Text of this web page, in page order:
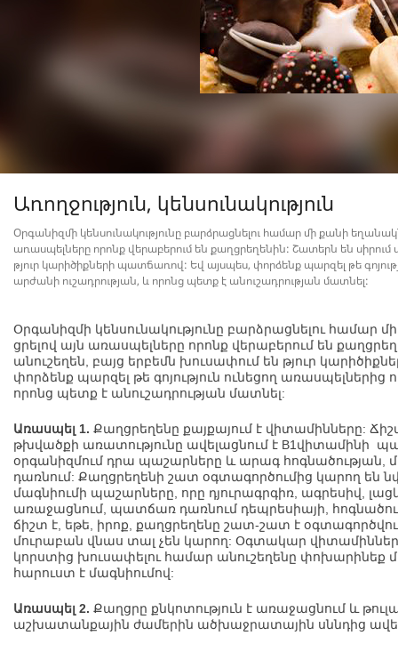
Առողջություն, կենսունակություն
Օրգանիզմի կենսունակությունը բարձրացնելու համար մի քանի
առասպելները որոնք վերաբերում են քաղցրեղենին: Շատերն են սիրում
թյուր կարիծիքների պատճառով: Եվ այսպես, փորձենք պարզել թե
արժանի ուշադրության, և որոնց պետք է անուշադրության մատնել:
Օրգանիզմի կենսունակությունը բարձրացնելու համար
ցրելով այն առասպելները որոնք վերաբերում են
անուշեղեն, բայց երբեմն խուսափում են թյուր
փորձենք պարզել թե գոյություն ունեցող առասպելներից
որոնց պետք է անուշադրության մատնել:
Առասպել 1. Քաղցրեղենը քայքայում է վիտամինները:
թխվածքի առատությունը ավելացնում է В1վիտամինի
օրգանիզմում դրա պաշարները և արագ հոգնածության,
դառնում: Քաղցրեղենի շատ օգտագործումից կարող են
մագնիումի պաշարները, որը դյուրագրգիռ, ագրեսիվ,
առաջացնում, պատճառ դառնում դեպրեսիայի,
ճիշտ է, եթե, իրոք, քաղցրեղենը շատ-շատ է
մուրաբան վնաս տալ չեն կարող: Օգտակար
կորստից խուսափելու համար անուշեղենը փոխարինեք
հարուստ է մագնիումով:
Առասպել 2. Քաղցրը քնկոտություն է առաջացնում և
աշխատանքային ժամերին ածխաջրատային սննդից